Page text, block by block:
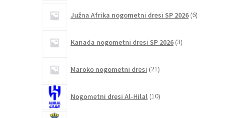
Južna Afrika nogometni dresi SP 2026 6izdelkov
Kanada nogometni dresi SP 2026 3izdelki
Maroko nogometni dresi 21izdelkov
Nogometni dresi Al-Hilal 10izdelkov